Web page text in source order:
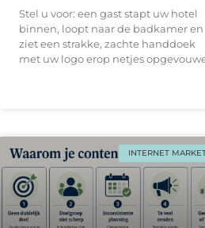
Stel u voor: een gast stapt uw hotel
binnen, loopt naar de badkamer en
ziet een strakke, zachtе handdoek
met uw logo erop netjes
INTERNET